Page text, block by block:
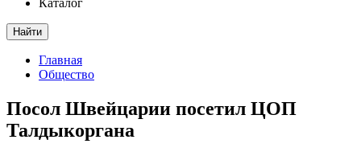
Найти
Главная
Общество
Посол Швейцарии посетил ЦОП
Талдыкоргана